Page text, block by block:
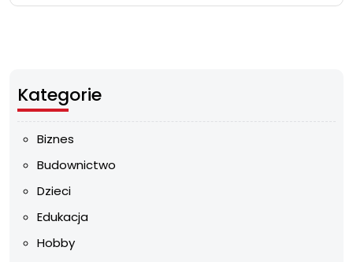
Kategorie
Biznes
Budownictwo
Dzieci
Edukacja
Hobby